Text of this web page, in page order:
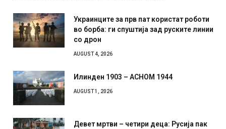
Украинците за прв пат користат роботи
во борба: ги спуштија зад руските линии
со дрон
AUGUST 4, 2026
Илинден 1903 – АСНОМ 1944
AUGUST 1, 2026
Девет мртви – четири деца: Русија пак